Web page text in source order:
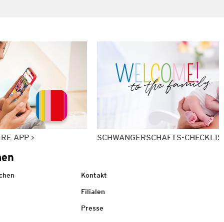
APP SCHWANGERSCHAFTS-
Kontakt
Filialen
Presse